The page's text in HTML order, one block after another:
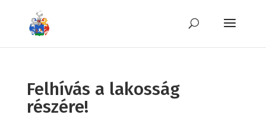
Felhívás a lakosság
részére!